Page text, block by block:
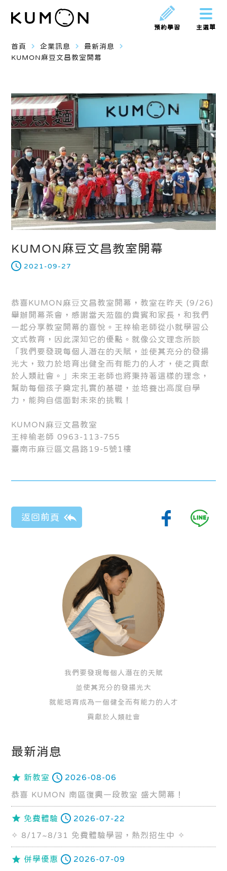
主選單
預約學習
首頁 navigate_next 企業訊息 navigate_next 最新消息 navigate_next
KUMON麻豆文昌教室開幕
KUMON麻豆文昌教室開幕
2021-09-27
恭喜KUMON麻豆文昌教室開幕，教室在昨天 (9/26)
舉辦開幕茶會，感謝當天蒞臨的貴賓和家長，和我們
一起分享教室開幕的喜悅。王梓榆老師從小就學習公
文式教育，因此深知它的優點。就像公文理念所談
「我們要發現每個人潛在的天賦，並使其充分的發揚
光大，致力於培育出健全而有能力的人才，使之貢獻
於人類社會。」未來王老師也將秉持著這樣的理念，
幫助每個孩子奠定扎實的基礎，並培養出高度自學
力，能夠自信面對未來的挑戰！
KUMON麻豆文昌教室
王梓榆老師 0963-113-755
臺南市麻豆區文昌路19-5號1樓
我們要發現每個人潛在的天賦
並使其充分的發揚光大
就能培育成為一個健全而有能力的人才
貢獻於人類社會
最新消息
新教室 2026-08-06
恭喜 KUMON 南區復興一段教室 盛大開幕！
免費體驗 2026-07-22
✧ 8/17~8/31 免費體驗學習，熱烈招生中 ✧
併學優惠 2026-07-09